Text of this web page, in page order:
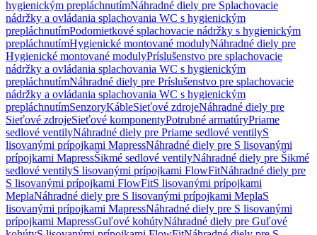
hygienickým prepláchnutímNáhradné diely pre Splachovacie
nádržky a ovládania splachovania WC s hygienickým
prepláchnutímPodomietkové splachovacie nádržky s hygienickým
prepláchnutímHygienické montované modulyNáhradné diely pre
Hygienické montované modulyPríslušenstvo pre splachovacie
nádržky a ovládania splachovania WC s hygienickým
prepláchnutímNáhradné diely pre Príslušenstvo pre splachovacie
nádržky a ovládania splachovania WC s hygienickým
prepláchnutímSenzoryKábleSieťové zdrojeNáhradné diely pre
Sieťové zdrojeSieťové komponentyPotrubné armatúryPriame
sedlové ventilyNáhradné diely pre Priame sedlové ventilyS
lisovanými prípojkami MapressNáhradné diely pre S lisovanými
prípojkami MapressŠikmé sedlové ventilyNáhradné diely pre Šikmé
sedlové ventilyS lisovanými prípojkami FlowFitNáhradné diely pre
S lisovanými prípojkami FlowFitS lisovanými prípojkami
MeplaNáhradné diely pre S lisovanými prípojkami MeplaS
lisovanými prípojkami MapressNáhradné diely pre S lisovanými
prípojkami MapressGuľové kohútyNáhradné diely pre Guľové